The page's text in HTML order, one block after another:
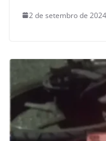
2 de setembro de 2024